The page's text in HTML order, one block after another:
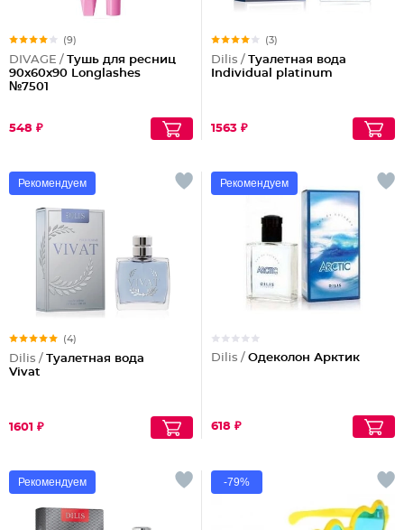
(9)
DIVAGE / Тушь для ресниц
90x60x90 Longlashes
№7501
548 ₽
(3)
Dilis / Туалетная вода
Individual platinum
1563 ₽
Рекомендуем
(4)
Dilis / Туалетная вода
Vivat
1601 ₽
Рекомендуем
Dilis / Одеколон Арктик
618 ₽
Рекомендуем -79%